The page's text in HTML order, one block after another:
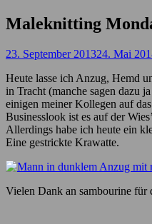
Maleknitting
23. September 201324. Mai
Heute lasse ich Anzug, Hemd
in Tracht (manche sagen dazu
einigen meiner Kollegen auf
Businesslook ist es auf der
Allerdings habe ich heute ein
Eine gestrickte Krawatte.
Vielen Dank an sambourine für